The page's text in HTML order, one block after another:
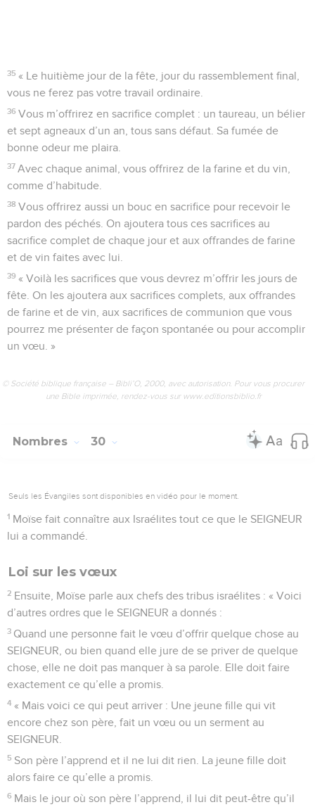
35 « Le huitième jour de la fête, jour du rassemblement final,
vous ne ferez pas votre travail ordinaire.
36 Vous m’offrirez en sacrifice complet : un taureau, un bélier
et sept agneaux d’un an, tous sans défaut. Sa fumée de
bonne odeur me plaira.
37 Avec chaque animal, vous offrirez de la farine et du vin,
comme d’habitude.
38 Vous offrirez aussi un bouc en sacrifice pour recevoir le
pardon des péchés. On ajoutera tous ces sacrifices au
sacrifice complet de chaque jour et aux offrandes de farine
et de vin faites avec lui.
39 « Voilà les sacrifices que vous devrez m’offrir les jours de
fête. On les ajoutera aux sacrifices complets, aux offrandes
de farine et de vin, aux sacrifices de communion que vous
pourrez me présenter de façon spontanée ou pour accomplir
un vœu. »
© Société biblique française – Bibli’O, 2000, avec autorisation. Pour vous procurer
une Bible imprimée, rendez-vous sur www.editionsbiblio.fr
Nombres 30
Seuls les Évangiles sont disponibles en vidéo pour le moment.
1 Moïse fait connaître aux Israélites tout ce que le SEIGNEUR
lui a commandé.
Loi sur les vœux
2 Ensuite, Moïse parle aux chefs des tribus israélites : « Voici
d’autres ordres que le SEIGNEUR a donnés :
3 Quand une personne fait le vœu d’offrir quelque chose au
SEIGNEUR, ou bien quand elle jure de se priver de quelque
chose, elle ne doit pas manquer à sa parole. Elle doit faire
exactement ce qu’elle a promis.
4 « Mais voici ce qui peut arriver : Une jeune fille qui vit
encore chez son père, fait un vœu ou un serment au
SEIGNEUR.
5 Son père l’apprend et il ne lui dit rien. La jeune fille doit
alors faire ce qu’elle a promis.
6 Mais le jour où son père l’apprend, il lui dit peut-être qu’il